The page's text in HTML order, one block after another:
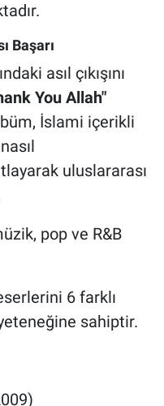
Başarı
asıl çıkışını
You Allah"
İslami içerikli
uluslararası
pop ve R&B
6 farklı
sahiptir.